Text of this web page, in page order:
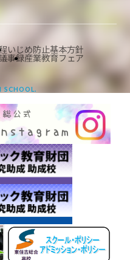
いじめ防止基本方針
事録産業教育フェア